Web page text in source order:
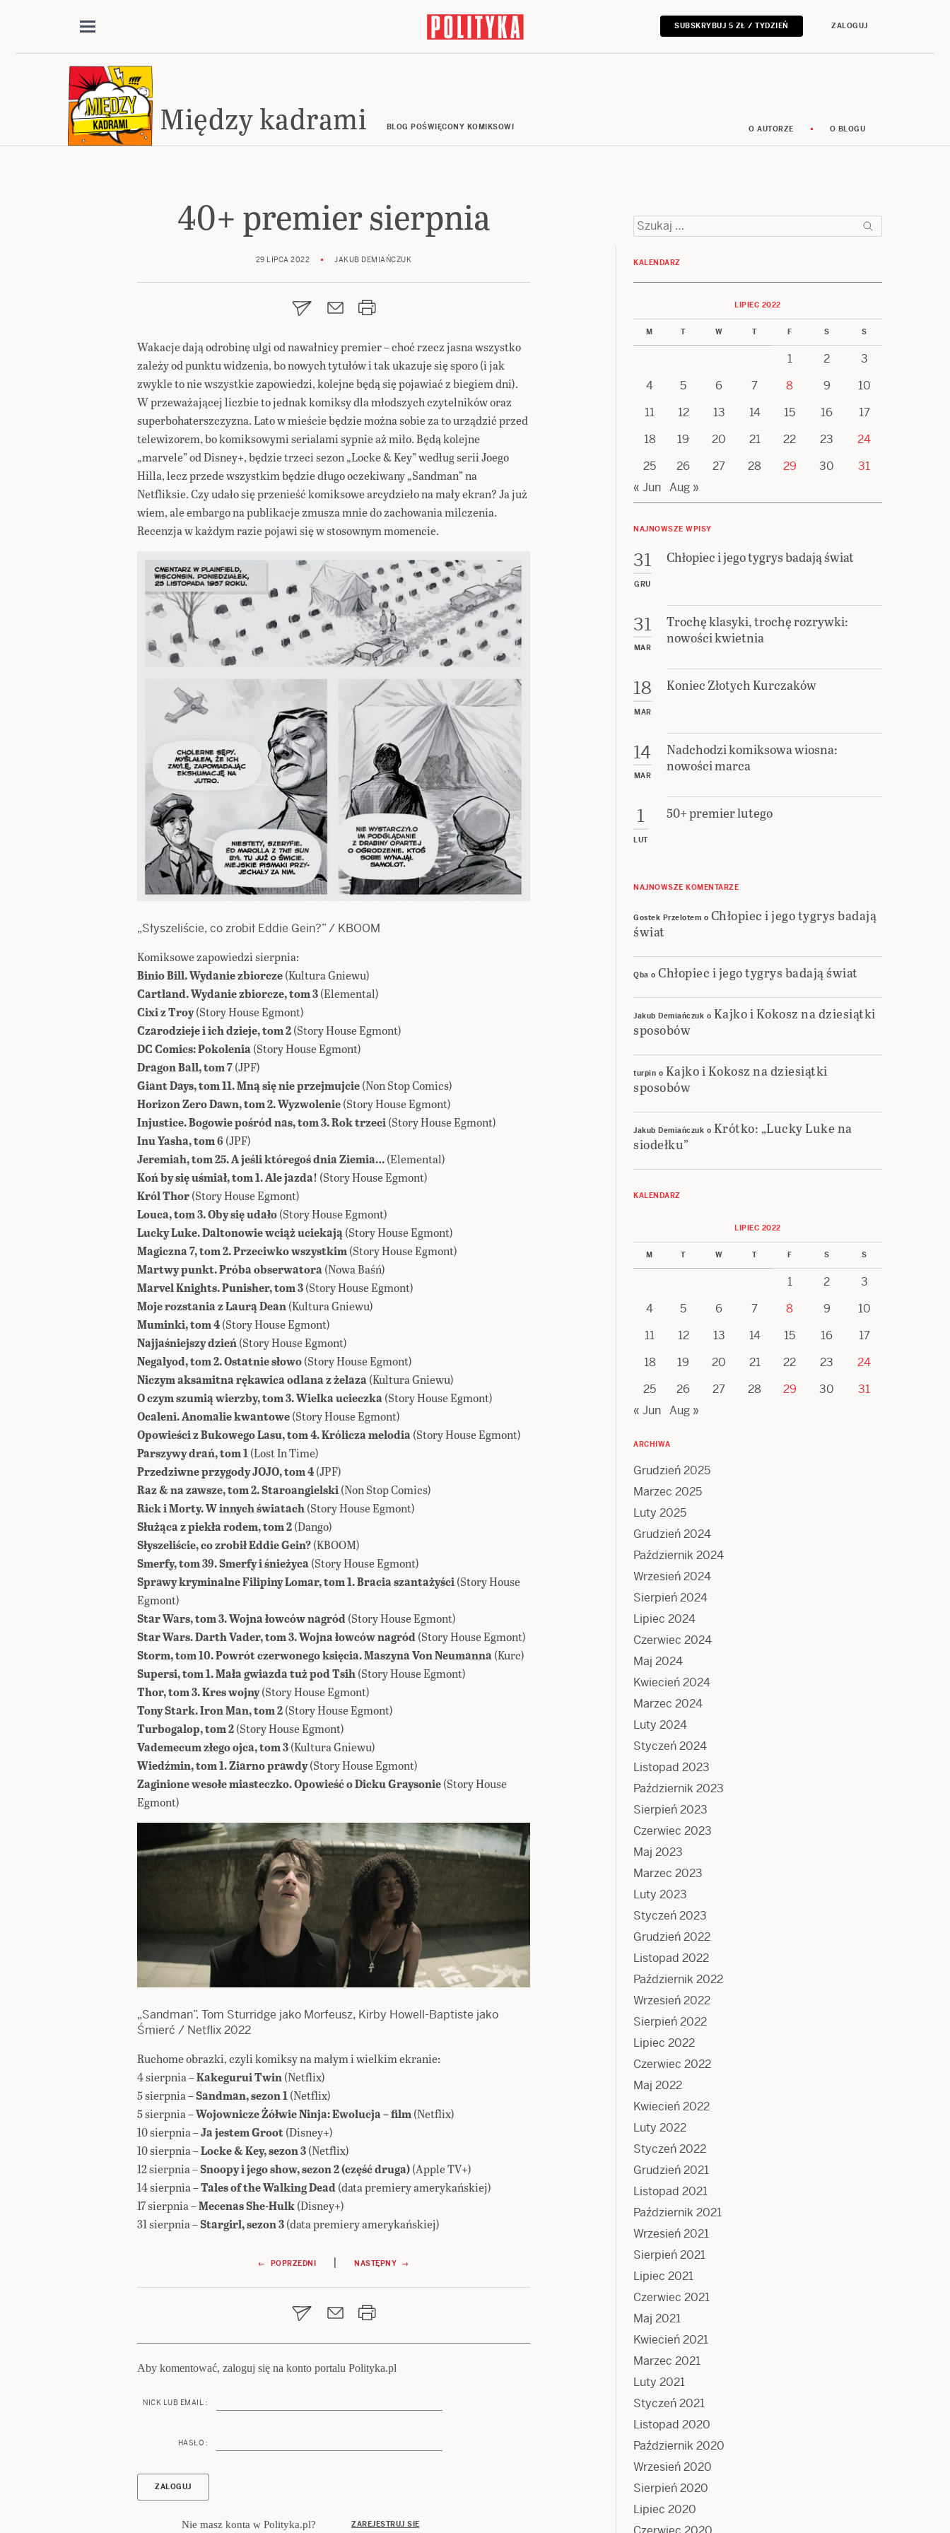
SUBSKRYBUJ 5 ZŁ / TYDZIEŃ ZALOGUJ
Między kadrami BLOG POŚWIĘCONY KOMIKSOWI O AUTORZE O BLOGU
40+ premier sierpnia
29 LIPCA 2022 JAKUB DEMIAŃCZUK
Wakacje dają odrobinę ulgi od nawałnicy premier – choć rzecz jasna wszystko
zależy od punktu widzenia, bo nowych tytułów i tak ukazuje się sporo (i jak
zwykle to nie wszystkie zapowiedzi, kolejne będą się pojawiać z biegiem dni).
W przeważającej liczbie to jednak komiksy dla młodszych czytelników oraz
superbohaterszczyzna. Lato w mieście będzie można sobie za to urządzić przed
telewizorem, bo komiksowymi serialami sypnie aż miło. Będą kolejne
„marvele” od Disney+, będzie trzeci sezon „Locke & Key” według serii Joego
Hilla, lecz przede wszystkim będzie długo oczekiwany „Sandman” na
Netfliksie. Czy udało się przenieść komiksowe arcydzieło na mały ekran? Ja już
wiem, ale embargo na publikacje zmusza mnie do zachowania milczenia.
Recenzja w każdym razie pojawi się w stosownym momencie.
„Słyszeliście, co zrobił Eddie Gein?” / KBOOM
Komiksowe zapowiedzi sierpnia:
Binio Bill. Wydanie zbiorcze(Kultura Gniewu)
Cartland. Wydanie zbiorcze, tom 3(Elemental)
Cixi z Troy(Story House Egmont)
Czarodzieje i ich dzieje, tom 2(Story House Egmont)
DC Comics: Pokolenia(Story House Egmont)
Dragon Ball, tom 7(JPF)
Giant Days, tom 11. Mną się nie przejmujcie(Non Stop Comics)
Horizon Zero Dawn, tom 2. Wyzwolenie(Story House Egmont)
Injustice. Bogowie pośród nas, tom 3. Rok trzeci(Story House Egmont)
Inu Yasha, tom 6 (JPF)
Jeremiah, tom 25. A jeśli któregoś dnia Ziemia…(Elemental)
Koń by się uśmiał, tom 1. Ale jazda! (Story House Egmont)
Król Thor(Story House Egmont)
Louca, tom 3. Oby się udało(Story House Egmont)
Lucky Luke. Daltonowie wciąż uciekają(Story House Egmont)
Magiczna 7, tom 2. Przeciwko wszystkim(Story House Egmont)
Martwy punkt. Próba obserwatora(Nowa Baśń)
Marvel Knights. Punisher, tom 3(Story House Egmont)
Moje rozstania z Laurą Dean(Kultura Gniewu)
Muminki, tom 4(Story House Egmont)
Najjaśniejszy dzień(Story House Egmont)
Negalyod, tom 2. Ostatnie słowo(Story House Egmont)
Niczym aksamitna rękawica odlana z żelaza(Kultura Gniewu)
O czym szumią wierzby, tom 3. Wielka ucieczka(Story House Egmont)
Ocaleni. Anomalie kwantowe(Story House Egmont)
Opowieści z Bukowego Lasu, tom 4. Królicza melodia(Story House Egmont)
Parszywy drań, tom 1(Lost In Time)
Przedziwne przygody JOJO, tom 4(JPF)
Raz & na zawsze, tom 2. Staroangielski(Non Stop Comics)
Rick i Morty. W innych światach(Story House Egmont)
Służąca z piekła rodem, tom 2(Dango)
Słyszeliście, co zrobił Eddie Gein?(KBOOM)
Smerfy, tom 39. Smerfy i śnieżyca(Story House Egmont)
Sprawy kryminalne Filipiny Lomar, tom 1. Bracia szantażyści(Story House
Egmont)
Star Wars, tom 3. Wojna łowców nagród(Story House Egmont)
Star Wars. Darth Vader, tom 3. Wojna łowców nagród(Story House Egmont)
Storm, tom 10. Powrót czerwonego księcia. Maszyna Von Neumanna(Kurc)
Supersi, tom 1. Mała gwiazda tuż pod Tsih(Story House Egmont)
Thor, tom 3. Kres wojny(Story House Egmont)
Tony Stark. Iron Man, tom 2(Story House Egmont)
Turbogalop, tom 2(Story House Egmont)
Vademecum złego ojca, tom 3(Kultura Gniewu)
Wiedźmin, tom 1. Ziarno prawdy(Story House Egmont)
Zaginione wesołe miasteczko. Opowieść o Dicku Graysonie(Story House
Egmont)
„Sandman”. Tom Sturridge jako Morfeusz, Kirby Howell-Baptiste jako
Śmierć / Netflix 2022
Ruchome obrazki, czyli komiksy na małym i wielkim ekranie:
4 sierpnia –Kakegurui Twin(Netflix)
5 sierpnia –Sandman, sezon 1(Netflix)
5 sierpnia –Wojownicze Żółwie Ninja: Ewolucja – film(Netflix)
10 sierpnia –Ja jestem Groot(Disney+)
10 sierpnia –Locke & Key, sezon 3(Netflix)
12 sierpnia –Snoopy i jego show, sezon 2 (część druga)(Apple TV+)
14 sierpnia –Tales of the Walking Dead(data premiery amerykańskiej)
17 sierpnia –Mecenas She-Hulk(Disney+)
31 sierpnia –Stargirl, sezon 3(data premiery amerykańskiej)
wpisu
← POPRZEDNI | NASTĘPNY →
Aby komentować, zaloguj się na konto portalu Polityka.pl
NICK LUB EMAIL :
HASŁO :
Nie masz konta w Polityka.pl? ZAREJESTRUJ SIĘ
Szukaj:
KALENDARZ
LIPIEC 2022
M T W T F S S
1 2
3
4
5 6 7 8 9
10
11
12 13 14 15 16
17
18
19 20 21 22 23
24
25
26 27 28 29 30
31
« Jun Aug »
NAJNOWSZE WPISY
31
GRU
Chłopiec i jego tygrys badają świat
31
MAR
Trochę klasyki, trochę rozrywki:
nowości kwietnia
18
MAR
Koniec Złotych Kurczaków
14
MAR
Nadchodzi komiksowa wiosna:
nowości marca
1
LUT
50+ premier lutego
NAJNOWSZE KOMENTARZE
Gostek Przelotem o Chłopiec i jego tygrys badają
świat
Qba o Chłopiec i jego tygrys badają świat
Jakub Demiańczuk o Kajko i Kokosz na dziesiątki
sposobów
turpin o Kajko i Kokosz na dziesiątki
sposobów
Jakub Demiańczuk o Krótko: „Lucky Luke na
siodełku”
KALENDARZ
LIPIEC 2022
M T W T F S S
1 2
3
4
5 6 7 8 9
10
11
12 13 14 15 16
17
18
19 20 21 22 23
24
25
26 27 28 29 30
31
« Jun Aug »
ARCHIWA
Grudzień 2025
Marzec 2025
Luty 2025
Grudzień 2024
Październik 2024
Wrzesień 2024
Sierpień 2024
Lipiec 2024
Czerwiec 2024
Maj 2024
Kwiecień 2024
Marzec 2024
Luty 2024
Styczeń 2024
Listopad 2023
Październik 2023
Sierpień 2023
Czerwiec 2023
Maj 2023
Marzec 2023
Luty 2023
Styczeń 2023
Grudzień 2022
Listopad 2022
Październik 2022
Wrzesień 2022
Sierpień 2022
Lipiec 2022
Czerwiec 2022
Maj 2022
Kwiecień 2022
Luty 2022
Styczeń 2022
Grudzień 2021
Listopad 2021
Październik 2021
Wrzesień 2021
Sierpień 2021
Lipiec 2021
Czerwiec 2021
Maj 2021
Kwiecień 2021
Marzec 2021
Luty 2021
Styczeń 2021
Listopad 2020
Październik 2020
Wrzesień 2020
Sierpień 2020
Lipiec 2020